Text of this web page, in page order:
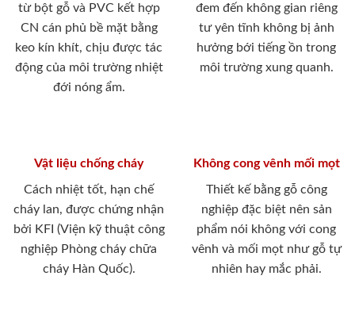
từ bột gỗ và PVC kết hợp
CN cán phủ bề mặt bằng
keo kín khít, chịu được tác
động của môi trường nhiệt
đới nóng ẩm.
đem đến không gian riêng
tư yên tĩnh không bị ảnh
hưởng bới tiếng ồn trong
môi trường xung quanh.
Vật liệu chống cháy
Cách nhiệt tốt, hạn chế
cháy lan, được chứng nhận
bởi KFI (Viện kỹ thuật công
nghiệp Phòng cháy chữa
cháy Hàn Quốc).
Không cong vênh mối mọt
Thiết kế bằng gỗ công
nghiệp đặc biệt nên sản
phẩm nói không với cong
vênh và mối mọt như gỗ tự
nhiên hay mắc phải.